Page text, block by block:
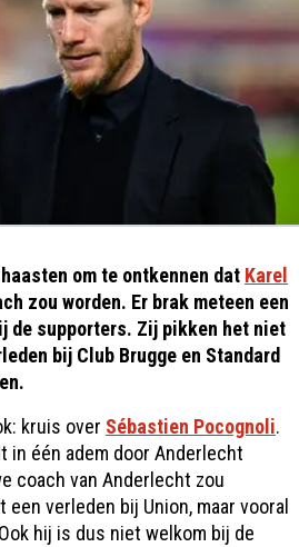
om te ontkennen dat Karel
zou worden. Er brak meteen een
de supporters. Zij pikken het niet
bij Club Brugge en Standard
kruis over Sébastien Pocognoli.
in één adem door Anderlecht
coach van Anderlecht zou
verleden bij Union, maar vooral
hij is dus niet welkom bij de